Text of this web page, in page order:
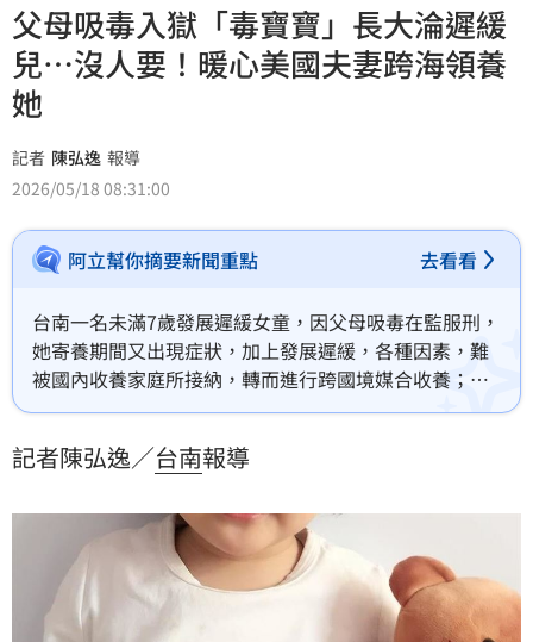
父母吸毒入獄「毒寶寶」長大淪遲緩
兒…沒人要！暖心美國夫妻跨海領養
她
記者 陳弘逸 報導
2026/05/18 08:31:00
阿立幫你摘要新聞重點 去看看
台南一名未滿7歲發展遲緩女童，因父母吸毒在監服刑，
她寄養期間又出現症狀，加上發展遲緩，各種因素，難
被國內收養家庭所接納，轉而進行跨國境媒合收養；所
幸，一對美國籍夫妻，透過跨國境媒合，經過評估，認
認可收養未成年子女，獲准收養女童。
記者陳弘逸／台南報導